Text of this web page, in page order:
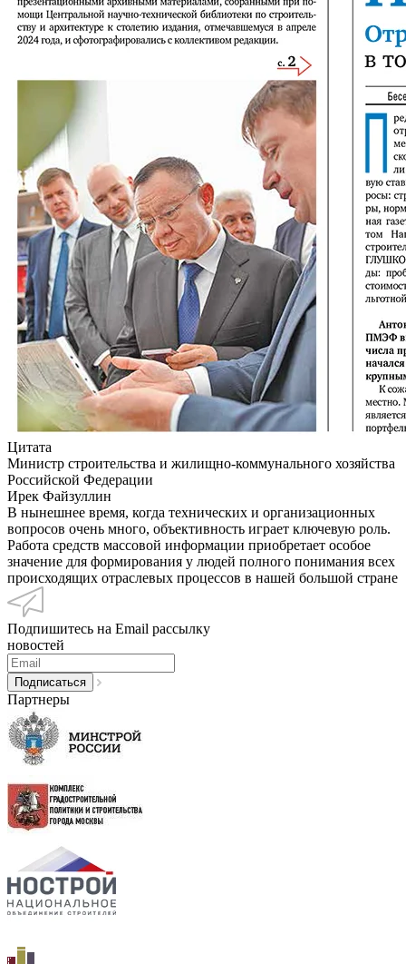
Цитата
Министр строительства и жилищно-коммунального хозяйства
Российской Федерации
Ирек Файзуллин
В нынешнее время, когда технических и организационных
вопросов очень много, объективность играет ключевую роль.
Работа средств массовой информации приобретает особое
значение для формирования у людей полного понимания всех
происходящих отраслевых процессов в нашей большой стране
Подпишитесь на Email рассылку
новостей
Партнеры